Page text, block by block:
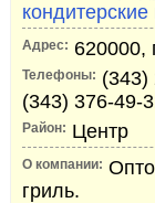
Адрес: 620000,
Телефоны: (343)
(343) 376-49-
Район: Центр
О компании:
гриль.